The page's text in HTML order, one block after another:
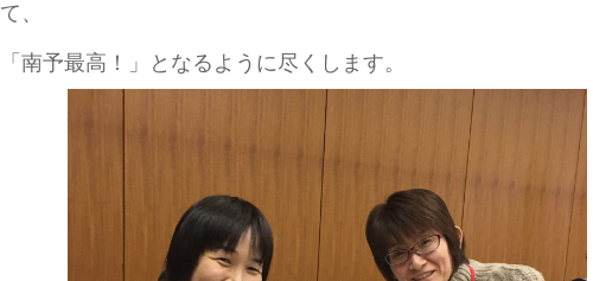
て、
「南予最高！」となるように尽くします。